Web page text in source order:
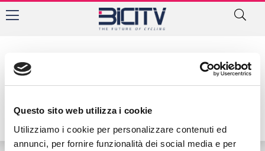
Questo sito web utilizza i cookie
Utilizziamo i cookie per personalizzare contenuti ed
annunci, per fornire funzionalità dei social media e per